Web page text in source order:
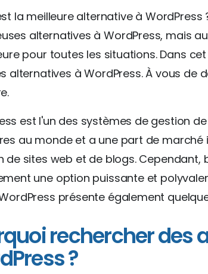
la meilleure alternative à WordPress
alternatives à WordPress, mais
pour toutes les situations. Dans
alternatives à WordPress. À vous de
est l'un des systèmes de gestion
au monde et a une part de
de sites web et de blogs. Cependant,
une option puissante et
présente également
rechercher des
?